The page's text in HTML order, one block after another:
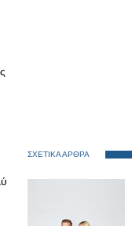
ΣΧΕΤΙΚΑ ΑΡΘΡΑ